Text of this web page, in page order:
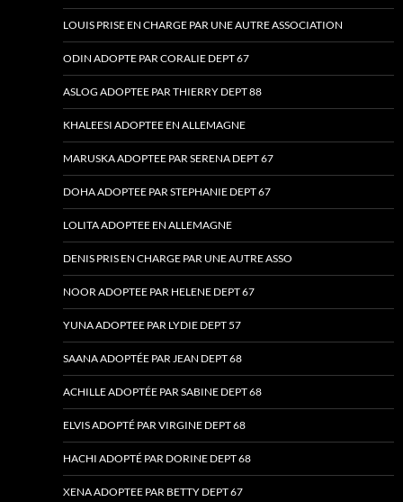
LOUIS PRISE EN CHARGE PAR UNE AUTRE ASSOCIATION
ODIN ADOPTE PAR CORALIE DEPT 67
ASLOG ADOPTEE PAR THIERRY DEPT 88
KHALEESI ADOPTEE EN ALLEMAGNE
MARUSKA ADOPTEE PAR SERENA DEPT 67
DOHA ADOPTEE PAR STEPHANIE DEPT 67
LOLITA ADOPTEE EN ALLEMAGNE
DENIS PRIS EN CHARGE PAR UNE AUTRE ASSO
NOOR ADOPTEE PAR HELENE DEPT 67
YUNA ADOPTEE PAR LYDIE DEPT 57
SAANA ADOPTÉE PAR JEAN DEPT 68
ACHILLE ADOPTÉE PAR SABINE DEPT 68
ELVIS ADOPTÉ PAR VIRGINE DEPT 68
HACHI ADOPTÉ PAR DORINE DEPT 68
XENA ADOPTEE PAR BETTY DEPT 67